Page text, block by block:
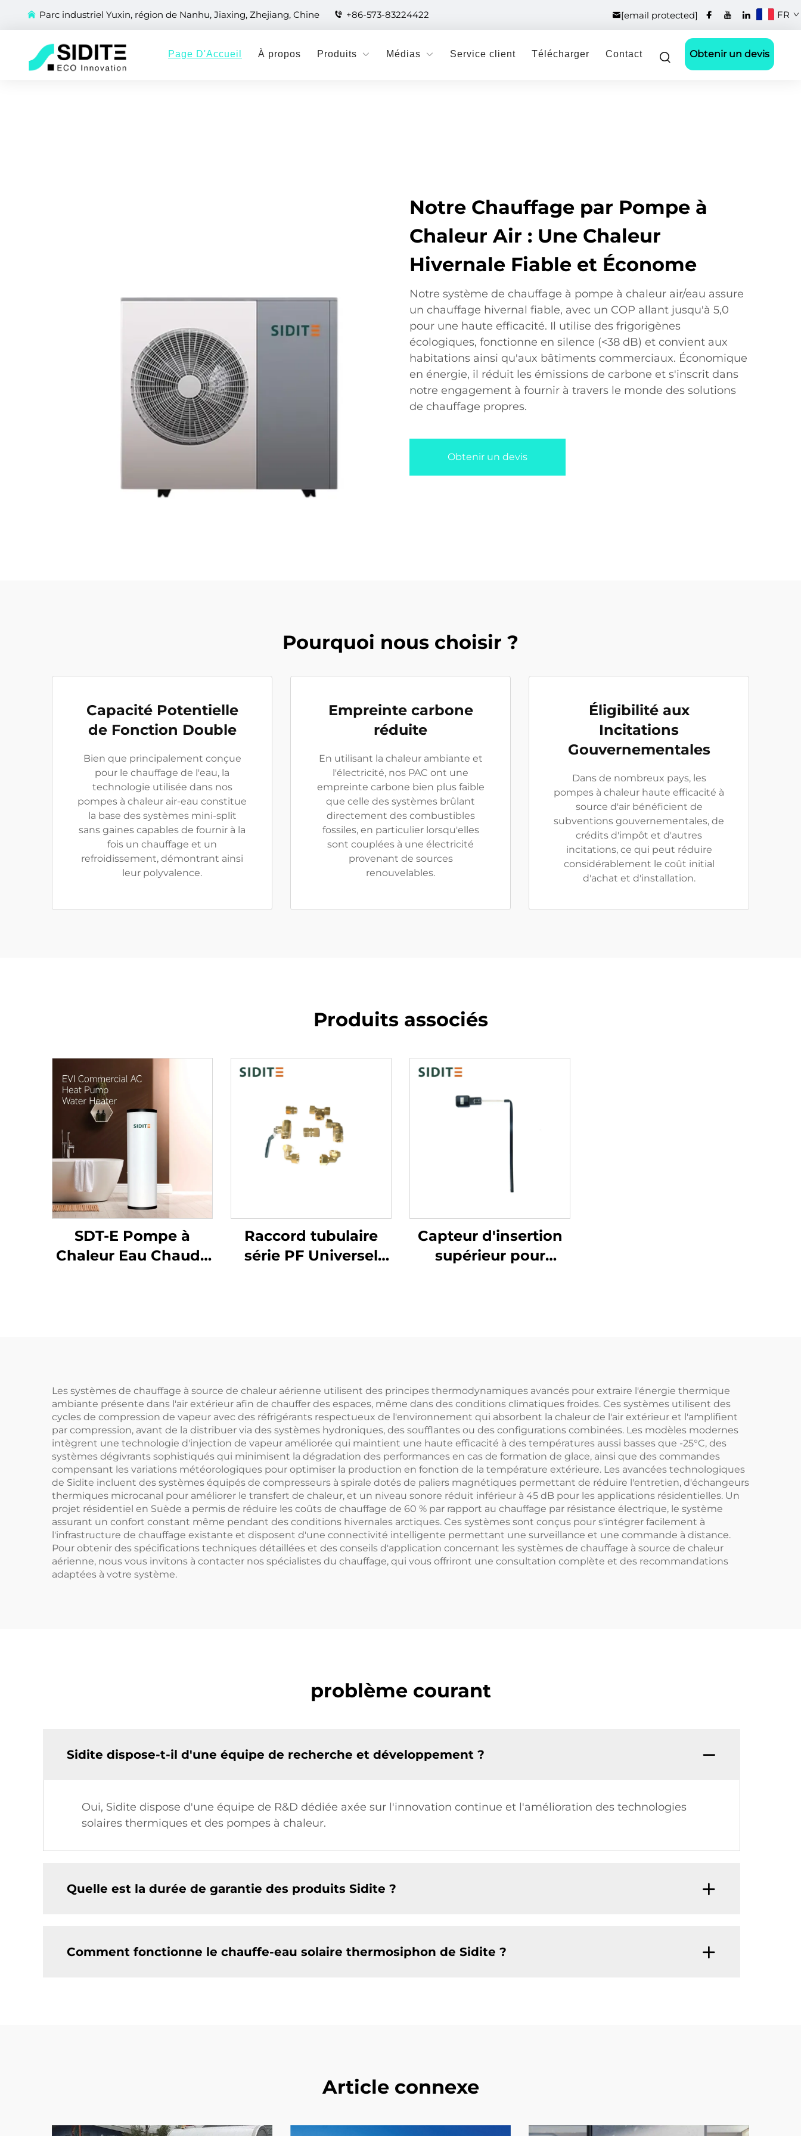
Parc industriel Yuxin, région de Nanhu, Jiaxing, Zhejiang, Chine +86-573-83224422 [email protected] FR
Page D'Accueil À propos Produits Médias Service client Télécharger Contact Obtenir un devis
Notre Chauffage par Pompe à
Chaleur Air : Une Chaleur
Hivernale Fiable et Économe
Notre système de chauffage à pompe à chaleur air/eau assure
un chauffage hivernal fiable, avec un COP allant jusqu'à 5,0
pour une haute efficacité. Il utilise des frigorigènes
écologiques, fonctionne en silence (<38 dB) et convient aux
habitations ainsi qu'aux bâtiments commerciaux. Économique
en énergie, il réduit les émissions de carbone et s'inscrit dans
notre engagement à fournir à travers le monde des solutions
de chauffage propres.
Obtenir un devis
Pourquoi nous choisir ?
Capacité Potentielle
de Fonction Double
Bien que principalement conçue
pour le chauffage de l'eau, la
technologie utilisée dans nos
pompes à chaleur air-eau constitue
la base des systèmes mini-split
sans gaines capables de fournir à la
fois un chauffage et un
refroidissement, démontrant ainsi
leur polyvalence.
Empreinte carbone
réduite
En utilisant la chaleur ambiante et
l'électricité, nos PAC ont une
empreinte carbone bien plus faible
que celle des systèmes brûlant
directement des combustibles
fossiles, en particulier lorsqu'elles
sont couplées à une électricité
provenant de sources
renouvelables.
Éligibilité aux
Incitations
Gouvernementales
Dans de nombreux pays, les
pompes à chaleur haute efficacité à
source d'air bénéficient de
subventions gouvernementales, de
crédits d'impôt et d'autres
incitations, ce qui peut réduire
considérablement le coût initial
d'achat et d'installation.
Produits associés
SDT-E Pompe à
Chaleur Eau Chaude
Raccord tubulaire
série PF Universel
Capteur d'insertion
supérieur pour
chauffe-eau solaires
Les systèmes de chauffage à source de chaleur aérienne utilisent des principes thermodynamiques avancés pour extraire l'énergie thermique
ambiante présente dans l'air extérieur afin de chauffer des espaces, même dans des conditions climatiques froides. Ces systèmes utilisent des
cycles de compression de vapeur avec des réfrigérants respectueux de l'environnement qui absorbent la chaleur de l'air extérieur et l'amplifient
par compression, avant de la distribuer via des systèmes hydroniques, des soufflantes ou des configurations combinées. Les modèles modernes
intègrent une technologie d'injection de vapeur améliorée qui maintient une haute efficacité à des températures aussi basses que -25°C, des
systèmes dégivrants sophistiqués qui minimisent la dégradation des performances en cas de formation de glace, ainsi que des commandes
compensant les variations météorologiques pour optimiser la production en fonction de la température extérieure. Les avancées technologiques
de Sidite incluent des systèmes équipés de compresseurs à spirale dotés de paliers magnétiques permettant de réduire l'entretien, d'échangeurs
thermiques microcanal pour améliorer le transfert de chaleur, et un niveau sonore réduit inférieur à 45 dB pour les applications résidentielles. Un
projet résidentiel en Suède a permis de réduire les coûts de chauffage de 60 % par rapport au chauffage par résistance électrique, le système
assurant un confort constant même pendant des conditions hivernales arctiques. Ces systèmes sont conçus pour s'intégrer facilement à
l'infrastructure de chauffage existante et disposent d'une connectivité intelligente permettant une surveillance et une commande à distance.
Pour obtenir des spécifications techniques détaillées et des conseils d'application concernant les systèmes de chauffage à source de chaleur
aérienne, nous vous invitons à contacter nos spécialistes du chauffage, qui vous offriront une consultation complète et des recommandations
adaptées à votre système.
problème courant
Sidite dispose-t-il d'une équipe de recherche et développement ?
Oui, Sidite dispose d'une équipe de R&D dédiée axée sur l'innovation continue et l'amélioration des technologies
solaires thermiques et des pompes à chaleur.
Quelle est la durée de garantie des produits Sidite ?
Comment fonctionne le chauffe-eau solaire thermosiphon de Sidite ?
Article connexe